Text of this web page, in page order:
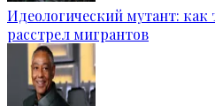
Идеологический мутант:
расстрел мигрантов